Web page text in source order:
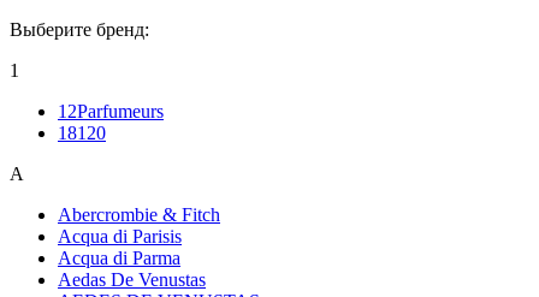
Выберите бренд:
1
12Parfumeurs
18120
A
Abercrombie & Fitch
Acqua di Parisis
Acqua di Parma
Aedas De Venustas